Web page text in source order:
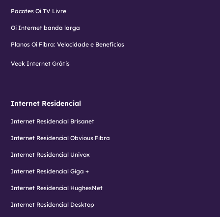
Pacotes Oi TV Livre
Oi Internet banda larga
Planos Oi Fibra: Velocidade e Benefícios
Veek Internet Grátis
Internet Residencial
Internet Residencial Brisanet
Internet Residencial Obvious Fibra
Internet Residencial Univox
Internet Residencial Giga +
Internet Residencial HughesNet
Internet Residencial Desktop